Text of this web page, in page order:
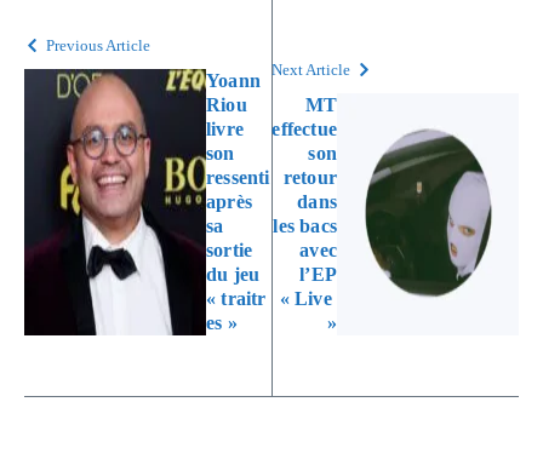
Previous Article
Yoann
Riou
livre
son
ressenti
après
sa
sortie
du jeu
« traitr
es »
Next Article
MT
effectue
son
retour
dans
les bacs
avec
l’EP
« Live
»